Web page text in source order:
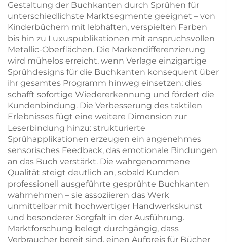
Gestaltung der Buchkanten durch Sprühen für
unterschiedlichste Marktsegmente geeignet – von
Kinderbüchern mit lebhaften, verspielten Farben
bis hin zu Luxuspublikationen mit anspruchsvollen
Metallic-Oberflächen. Die Markendifferenzierung
wird mühelos erreicht, wenn Verlage einzigartige
Sprühdesigns für die Buchkanten konsequent über
ihr gesamtes Programm hinweg einsetzen; dies
schafft sofortige Wiedererkennung und fördert die
Kundenbindung. Die Verbesserung des taktilen
Erlebnisses fügt eine weitere Dimension zur
Leserbindung hinzu: strukturierte
Sprühapplikationen erzeugen ein angenehmes
sensorisches Feedback, das emotionale Bindungen
an das Buch verstärkt. Die wahrgenommene
Qualität steigt deutlich an, sobald Kunden
professionell ausgeführte gesprühte Buchkanten
wahrnehmen – sie assoziieren das Werk
unmittelbar mit hochwertiger Handwerkskunst
und besonderer Sorgfalt in der Ausführung.
Marktforschung belegt durchgängig, dass
Verbraucher bereit sind, einen Aufpreis für Bücher